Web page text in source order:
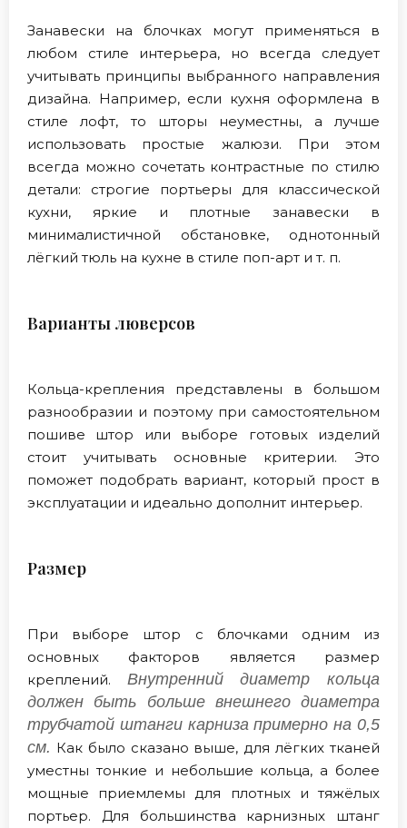
Занавески на блочках могут применяться в
любом стиле интерьера, но всегда следует
учитывать принципы выбранного направления
дизайна. Например, если кухня оформлена в
стиле лофт, то шторы неуместны, а лучше
использовать простые жалюзи. При этом
всегда можно сочетать контрастные по стилю
детали: строгие портьеры для классической
кухни, яркие и плотные занавески в
минималистичной обстановке, однотонный
лёгкий тюль на кухне в стиле поп-арт и т. п.
Варианты люверсов
Кольца-крепления представлены в большом
разнообразии и поэтому при самостоятельном
пошиве штор или выборе готовых изделий
стоит учитывать основные критерии. Это
поможет подобрать вариант, который прост в
эксплуатации и идеально дополнит интерьер.
Размер
При выборе штор с блочками одним из
основных факторов является размер
креплений. Внутренний диаметр кольца
должен быть больше внешнего диаметра
трубчатой штанги карниза примерно на 0,5
см. Как было сказано выше, для лёгких тканей
уместны тонкие и небольшие кольца, а более
мощные приемлемы для плотных и тяжёлых
портьер. Для большинства карнизных штанг